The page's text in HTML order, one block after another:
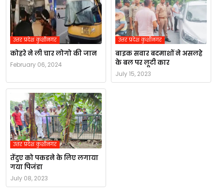
उत्तर प्रदेश कुशीनगर
कोहरे ने ली चार लोगो की जान
February 06, 2024
उत्तर प्रदेश कुशीनगर
बाइक सवार बदमाशों ने असलहे
के बल पर लूटी कार
July 15, 2023
उत्तर प्रदेश कुशीनगर
तेंदुए को पकडने के लिए लगाया
गया पिजंडा
July 08, 2023